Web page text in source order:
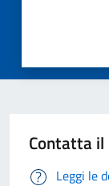
Contatta il
Leggi le